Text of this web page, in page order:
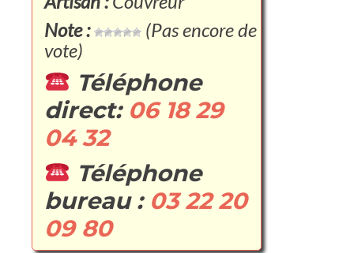
Note :
(Pas encore de
vote)
Téléphone
direct: 06 18 29
04 32
Téléphone
bureau : 03 22 20
09 80